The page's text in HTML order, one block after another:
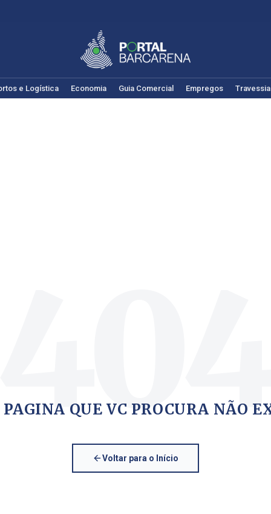
e Logística Economia Guia Comercial Empregos
PAGINA QUE VC PROCURA NÃO
Voltar para o Início